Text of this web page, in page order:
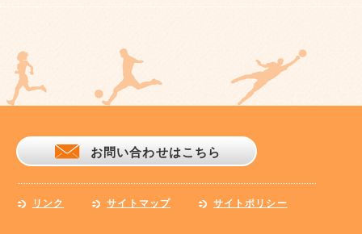
お問い合わせはこちら
リンク サイトマップ サイトポリシー